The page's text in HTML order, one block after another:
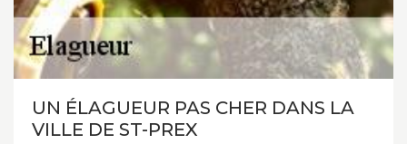
UN ÉLAGUEUR PAS CHER DANS LA
VILLE DE ST-PREX